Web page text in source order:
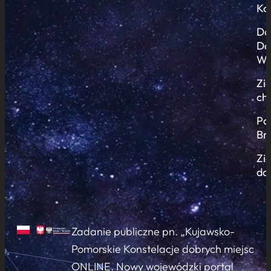
Zadanie publiczne pn. „Kujawsko-
Pomorskie Konstelacje dobrych miejsc
ONLINE. Nowy wojewódzki portal